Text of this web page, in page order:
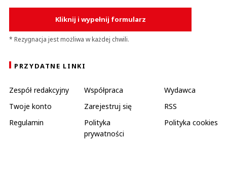
Kliknij i wypełnij formularz
* Rezygnacja jest możliwa w każdej chwili.
PRZYDATNE LINKI
Zespół redakcyjny Współpraca
Wydawca
Twoje konto
Zarejestruj się
RSS
Regulamin
Polityka
prywatności
Polityka cookies